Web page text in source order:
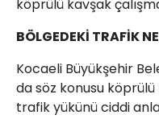
köprülü kavşak
BÖLGEDEKİ TRAFİK
Kocaeli Büyükşehir
da söz konusu
trafik yükünü ciddi